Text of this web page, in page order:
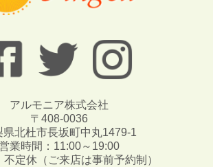
アルモニア株式会社
〒408-0036
県北杜市長坂町中丸1479-1
業時間：11:00～19:00
定休（ご来店は事前予約制）